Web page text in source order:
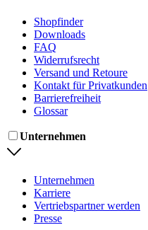
Shopfinder
Downloads
FAQ
Widerrufsrecht
Versand und Retoure
Kontakt für Privatkunden
Barrierefreiheit
Glossar
Unternehmen
Unternehmen
Karriere
Vertriebspartner werden
Presse